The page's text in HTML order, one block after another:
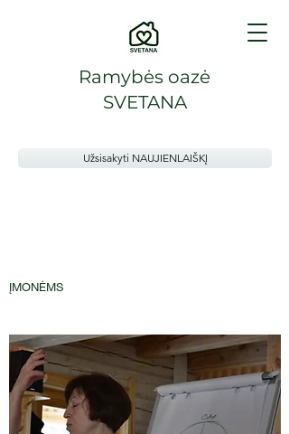
Ramybės oazė
SVETANA
Užsisakyti NAUJIENLAIŠKĮ
ĮMONĖMS